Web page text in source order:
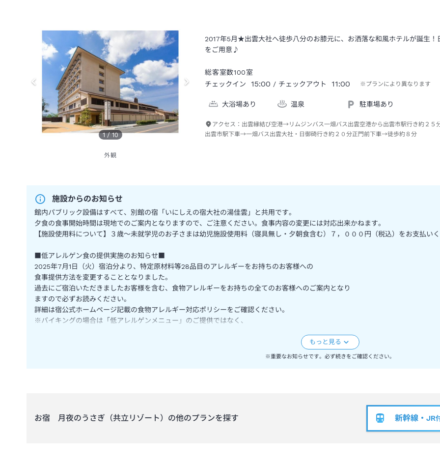
1 /10
外観
2017年5月★出雲大社へ徒歩八分のお膝元に、お洒落な和風ホテルが誕生
をご用意♪
総客室数100室
チェックイン
15:00 / チェックアウト 11:00 ※プランにより異なります
大浴場あり 温泉 駐車場あり
アクセス： 出雲縁結び空港→リムジンバス一畑バス出雲空港から出雲市駅行き約２５
出雲市駅下車→一畑バス出雲大社・日御碕行き約２０分正門前下車→徒歩約８分
施設からのお知らせ
館内パブリック設備はすべて、別館の宿「いにしえの宿大社の湯佳雲」と共用です。
夕食の食事開始時間は現地でのご案内となりますので、ご注意ください。食事内容の変更には対応出来かねます。
【施設使用料について】３歳～未就学児のお子さまは幼児施設使用料（寝具無し・夕朝食含む）７，０００円（税込）をお支払い
■低アレルゲン食の提供実施のお知らせ■
2025年7月1日（火）宿泊分より、特定原材料等28品目のアレルギーをお持ちのお客様への
食事提供方法を変更することとなりました。
過去にご宿泊いただきましたお客様を含む、食物アレルギーをお持ちの全てのお客様へのご案内となり
ますので必ずお読みください。
詳細は宿公式ホームページ記載の食物アレルギー対応ポリシーをご確認ください。
※バイキングの場合は「低アレルゲンメニュー」のご提供ではなく、
※重要なお知らせです。必ず続きをご確認ください。
お宿 月夜のうさぎ（共立リゾート） の他のプランを探す 新幹線・JR